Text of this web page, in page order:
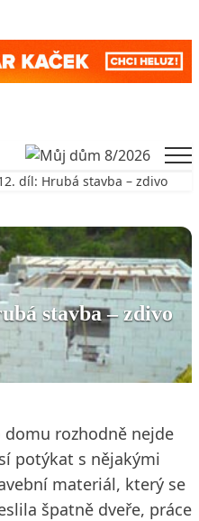
12. díl: Hrubá stavba – zdivo
stavba – zdivo
domu rozhodně nejde
potýkat s nějakými
materiál, který se
špatně dveře, práce